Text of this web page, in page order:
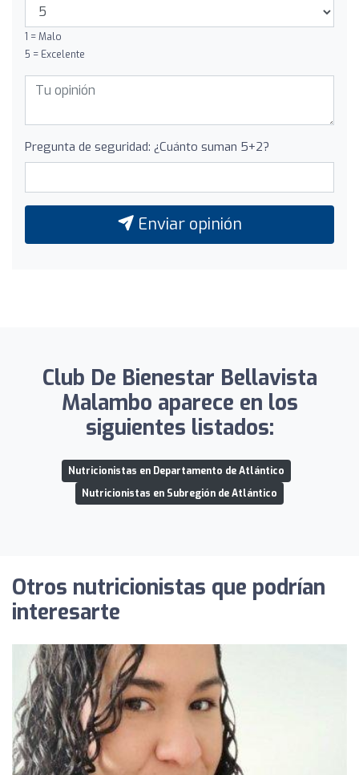
1 = Malo
5 = Excelente
Pregunta de seguridad: ¿Cuánto suman 5+2?
Enviar opinión
Club De Bienestar Bellavista
Malambo aparece en los
siguientes listados:
Nutricionistas en Departamento de Atlántico
Nutricionistas en Subregión de Atlántico
Otros nutricionistas que podrían
interesarte